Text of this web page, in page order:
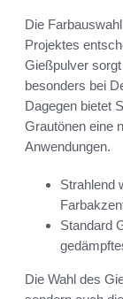
Die
Projektes
Gießpulver
besonders bei
Dagegen bietet
Grautönen eine
Anwendungen.
Strahlend
Standard
Die Wahl des